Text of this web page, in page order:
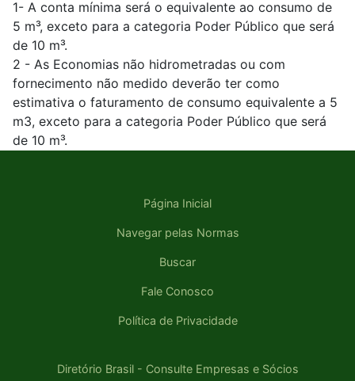
1- A conta mínima será o equivalente ao consumo de
5 m³, exceto para a categoria Poder Público que será
de 10 m³.
2 - As Economias não hidrometradas ou com
fornecimento não medido deverão ter como
estimativa o faturamento de consumo equivalente a 5
m3, exceto para a categoria Poder Público que será
de 10 m³.
Página Inicial
Navegar pelas Normas
Buscar
Fale Conosco
Política de Privacidade
Diretório Brasil - Consulte Empresas e Sócios